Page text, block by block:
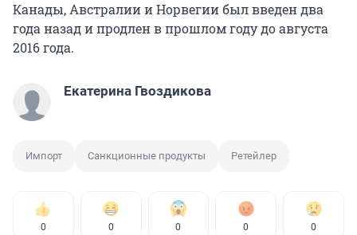
Канады, Австралии и Норвегии был введен два
года назад и продлен в прошлом году до августа
2016 года.
Екатерина Гвоздикова
Импорт Санкционные продукты Ретейлер
0 0 0 0 0